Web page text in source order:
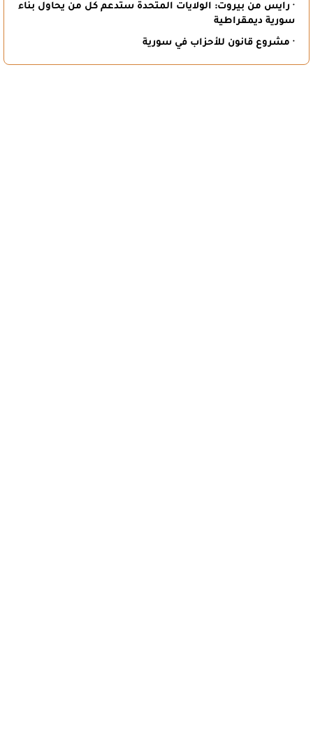
· رايس من بيروت: الولايات المتحدة ستدعم كل من يحاول بناء
سورية ديمقراطية
· مشروع قانون للأحزاب في سورية